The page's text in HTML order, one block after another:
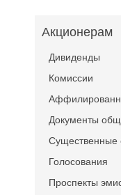
Акционерам
Дивиденды
Комиссии
Документы
Существенные
Голосования
Проспекты